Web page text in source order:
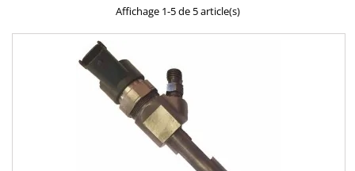
Affichage 1-5 de 5 article(s)